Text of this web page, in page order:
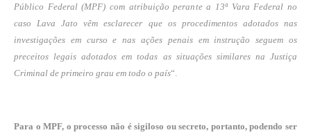
Público Federal (MPF) com atribuição perante a 13ª Vara Federal no
caso Lava Jato vêm esclarecer que os procedimentos adotados nas
investigações em curso e nas ações penais em instrução seguem os
preceitos legais adotados em todas as situações similares na Justiça
Criminal de primeiro grau em todo o país“.
Para o MPF, o processo não é sigiloso ou secreto, portanto, podendo ser